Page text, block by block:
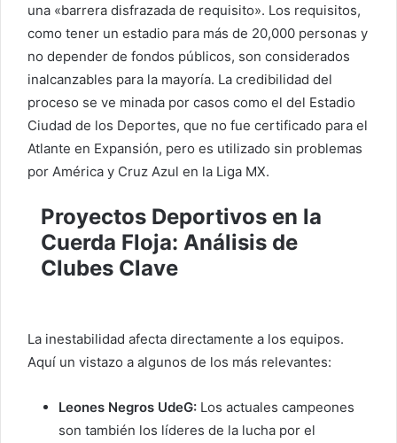
una «barrera disfrazada de requisito». Los requisitos,
como tener un estadio para más de 20,000 personas y
no depender de fondos públicos, son considerados
inalcanzables para la mayoría. La credibilidad del
proceso se ve minada por casos como el del Estadio
Ciudad de los Deportes, que no fue certificado para el
Atlante en Expansión, pero es utilizado sin problemas
por América y Cruz Azul en la Liga MX.
Proyectos Deportivos en la
Cuerda Floja: Análisis de
Clubes Clave
La inestabilidad afecta directamente a los equipos.
Aquí un vistazo a algunos de los más relevantes:
Leones Negros UdeG: Los actuales campeones
son también los líderes de la lucha por el